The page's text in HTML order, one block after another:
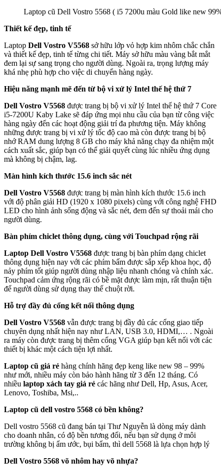
Laptop cũ Dell Vostro 5568 ( i5 7200u màu Gold like new
Thiết kế đẹp, tinh tế
Laptop Dell Vostro V5568 sở hữu lớp vỏ hợp kim nhôm chắc chắn
và thiết kế đẹp, tinh tế từng chi tiết. Máy sở hữu màu vàng bắt mắt
đem lại sự sang trọng cho người dùng. Ngoài ra, trọng lượng máy
khá nhẹ phù hợp cho việc di chuyển hàng ngày.
Hiệu năng mạnh mẽ đến từ bộ vi xử lý Intel thế hệ thứ 7
Dell Vostro V5568 được trang bị bộ vi xử lý Intel thế hệ thứ 7 Core
i5-7200U Kaby Lake sẽ đáp ứng mọi nhu cầu của bạn từ công việc
hàng ngày đến các hoạt động giải trí đa phương tiện. Máy không
những được trang bị vi xử lý tốc độ cao mà còn được trang bị bộ
nhớ RAM dung lượng 8 GB cho máy khả năng chạy đa nhiệm một
cách xuất sắc, giúp bạn có thể giải quyết cùng lúc nhiều ứng dụng
mà không bị chậm, lag.
Màn hình kích thước 15.6 inch sắc nét
Dell Vostro V5568 được trang bị màn hình kích thước 15.6 inch
với độ phân giải HD (1920 x 1080 pixels) cùng với công nghệ FHD
LED cho hình ảnh sống động và sắc nét, đem đến sự thoải mái cho
người dùng.
Bàn phím chiclet thông dụng, cùng với Touchpad rộng rãi
Laptop Dell Vostro V5568 được trang bị bàn phím dạng chiclet
thông dụng hiện nay với các phím bấm được sắp xếp khoa học, độ
nảy phím tốt giúp người dùng nhập liệu nhanh chóng và chính xác.
Touchpad cảm ứng rộng rãi có bề mặt được làm mịn, rất thuận tiện
để người dùng sử dụng thay thế chuột rời.
Hỗ trợ đầy đủ cổng kết nối thông dụng
Dell Vostro V5568 vẫn được trang bị đầy đủ các cổng giao tiếp
chuyên dụng nhất hiện nay như LAN, USB 3.0, HDMI,… . Ngoài
ra máy còn được trang bị thêm cổng VGA giúp bạn kết nối với các
thiết bị khác một cách tiện lợi nhất.
Laptop cũ giá rẻ hàng chính hãng đẹp keng like new 98 – 99%
như mới, nhiều máy còn bảo hành hãng từ 3 đến 12 tháng. Có
nhiều laptop xách tay giá rẻ các hãng như Dell, Hp, Asus, Acer,
Lenovo, Toshiba, Msi,..
Laptop cũ dell vostro 5568 có bền không?
Dell vostro 5568 cũ đang bán tại Thư Nguyễn là dòng máy dành
cho doanh nhân, có độ bền tương đối, nếu bạn sử dụng ở môi
trường không bị ẩm ước, bụi bẩm, thì dell 5568 là lựa chọn hợp lý
Dell Vostro 5568 võ nhôm hay võ nhựa?